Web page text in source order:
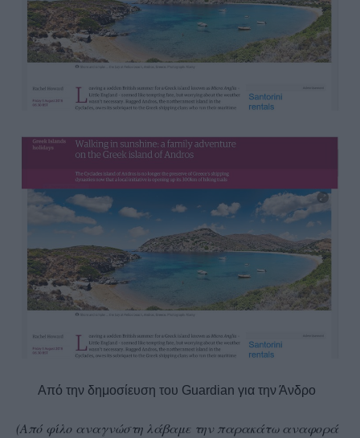
Από την δημοσίευση του Guardian για την Άνδρο
(Από φίλο αναγνώστη λάβαμε την παρακάτω αναφορά